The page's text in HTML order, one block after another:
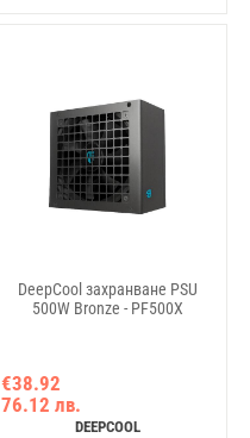
DeepCool захранване PSU
500W Bronze - PF500X
€38.92
76.12 лв.
DEEPCOOL